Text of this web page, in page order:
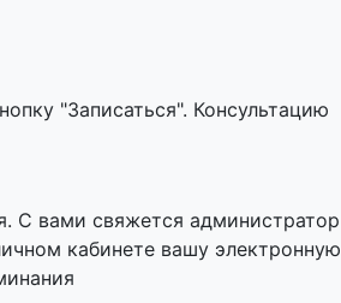
"Записаться". Консультацию
С вами свяжется администратор
кабинете вашу электронную